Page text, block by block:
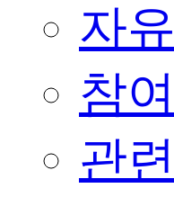
자
참
관